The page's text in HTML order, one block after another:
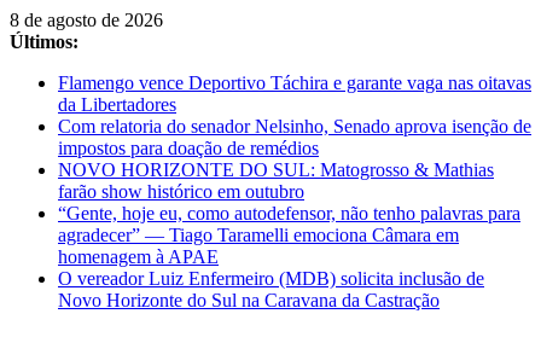
Pular
para
conteúdo
8 de agosto de 2026
Últimos:
Flamengo vence Deportivo Táchira e garante vaga nas oitavas
da Libertadores
Com relatoria do senador Nelsinho, Senado aprova isenção de
impostos para doação de remédios
NOVO HORIZONTE DO SUL: Matogrosso & Mathias
farão show histórico em outubro
“Gente, hoje eu, como autodefensor, não tenho palavras para
agradecer” — Tiago Taramelli emociona Câmara em
homenagem à APAE
O vereador Luiz Enfermeiro (MDB) solicita inclusão de
Novo Horizonte do Sul na Caravana da Castração